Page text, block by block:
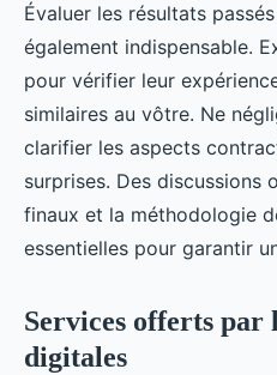
Évaluer les résultats
également indispensable.
pour vérifier leur
similaires au vôtre. Ne
clarifier les aspects
surprises. Des discussions
finaux et la méthodologie
essentielles pour garantir
Services offerts par
digitales